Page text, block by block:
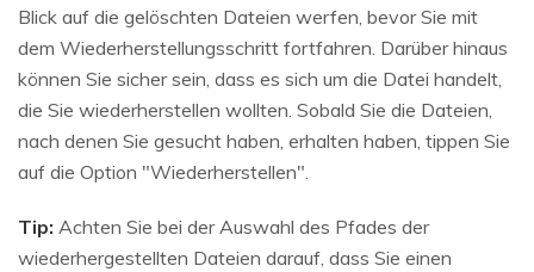
Blick auf die gelöschten Dateien werfen, bevor Sie mit
dem Wiederherstellungsschritt fortfahren. Darüber hinaus
können Sie sicher sein, dass es sich um die Datei handelt,
die Sie wiederherstellen wollten. Sobald Sie die Dateien,
nach denen Sie gesucht haben, erhalten haben, tippen Sie
auf die Option "Wiederherstellen".
Tip: Achten Sie bei der Auswahl des Pfades der
wiederhergestellten Dateien darauf, dass Sie einen